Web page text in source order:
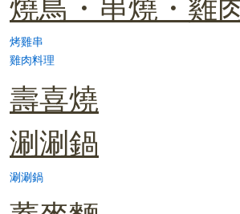
烤雞串
雞肉料理
壽喜燒
涮涮鍋
涮涮鍋